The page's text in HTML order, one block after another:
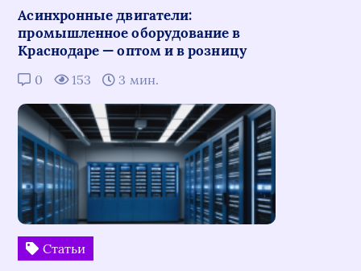
Асинхронные двигатели:
промышленное оборудование в
Краснодаре — оптом и в розницу
0 153 3 мин.
Статьи